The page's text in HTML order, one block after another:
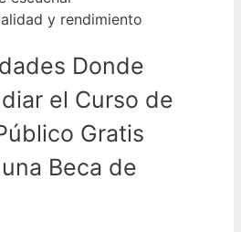
y rendimiento
Donde
el Curso de
Gratis
Beca de